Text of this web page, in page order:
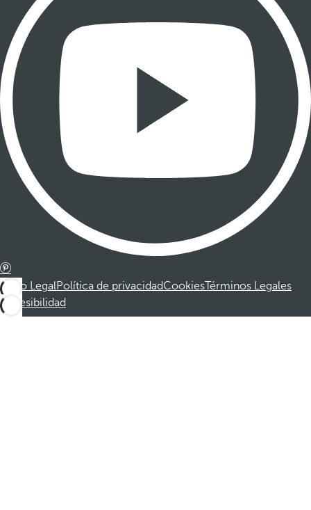
Aviso LegalPolítica de privacidadCookiesTérminos Legales
Accesibilidad